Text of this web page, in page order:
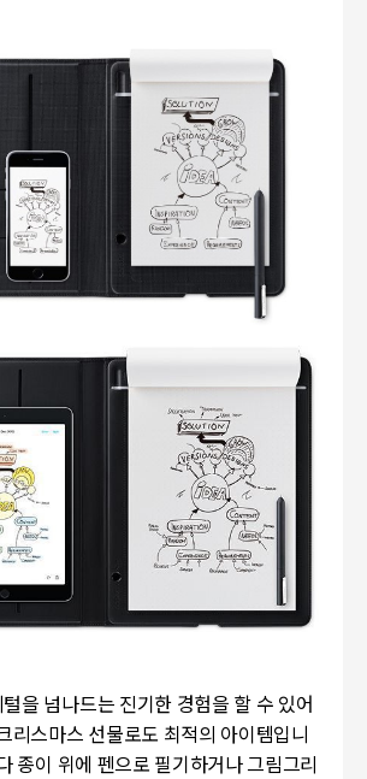
을 넘나드는 진기한 경험을 할 수 있어
리스마스 선물로도 최적의 아이템입니
종이 위에 펜으로 필기하거나 그림그리